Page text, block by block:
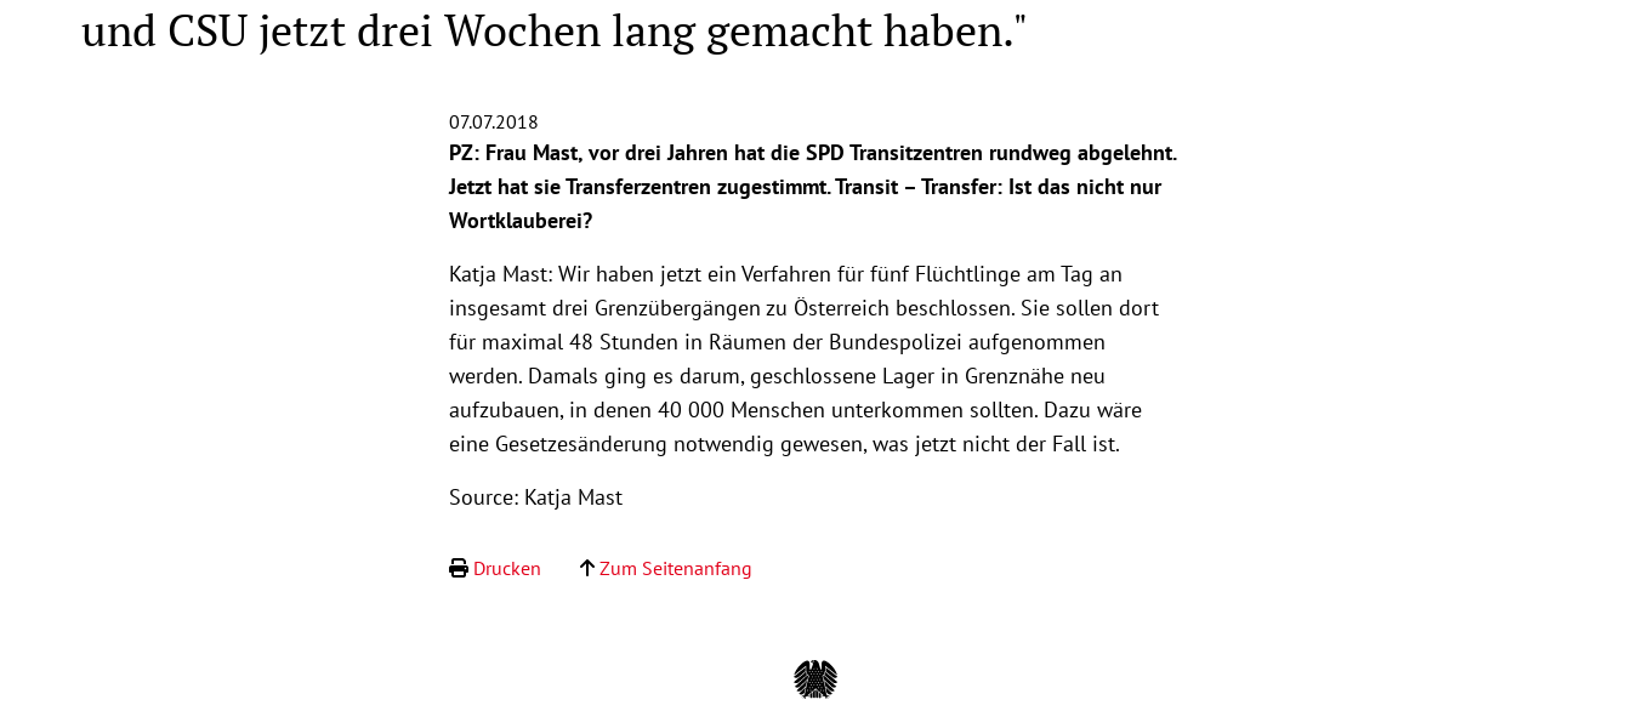
und CSU jetzt drei Wochen lang gemacht haben."
07.07.2018
PZ: Frau Mast, vor drei Jahren hat die SPD Transitzentren rundweg abgelehnt.
Jetzt hat sie Transferzentren zugestimmt. Transit – Transfer: Ist das nicht nur
Wortklauberei?
Katja Mast: Wir haben jetzt ein Verfahren für fünf Flüchtlinge am Tag an
insgesamt drei Grenzübergängen zu Österreich beschlossen. Sie sollen dort
für maximal 48 Stunden in Räumen der Bundespolizei aufgenommen
werden. Damals ging es darum, geschlossene Lager in Grenznähe neu
aufzubauen, in denen 40 000 Menschen unterkommen sollten. Dazu wäre
eine Gesetzesänderung notwendig gewesen, was jetzt nicht der Fall ist.
Source: Katja Mast
Drucken Zum Seitenanfang